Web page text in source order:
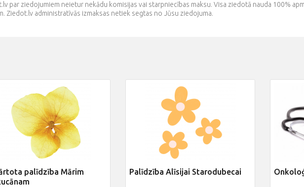
par ziedojumiem neietur nekādu komisijas vai starpniecības maksu. Visa ziedotā nauda 100%
Ziedot.lv administratīvās izmaksas netiek segtas no Jūsu ziedojuma.
palīdzība Mārim
Palīdzība Alīsijai Starodubecai